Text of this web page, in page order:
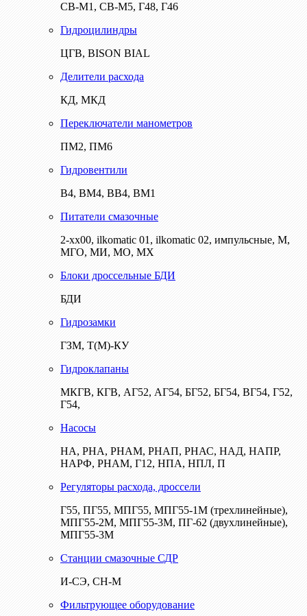
СВ-М1, СВ-М5, Г48, Г46
Гидроцилиндры
ЦГВ, BISON BIAL
Делители расхода
КД, МКД
Переключатели манометров
ПМ2, ПМ6
Гидровентили
В4, ВМ4, ВВ4, ВМ1
Питатели смазочные
2-хх00, ilkomatic 01, ilkomatic 02, импульсные, М,
МГО, МИ, МО, МХ
Блоки дроссельные БДИ
БДИ
Гидрозамки
ГЗМ, Т(М)-КУ
Гидроклапаны
МКГВ, КГВ, АГ52, АГ54, БГ52, БГ54, ВГ54, Г52,
Г54,
Насосы
НА, РНА, РНАМ, РНАП, РНАС, НАД, НАПР,
НАРФ, РНАМ, Г12, НПА, НПЛ, П
Регуляторы расхода, дроссели
Г55, ПГ55, МПГ55, МПГ55-1М (трехлинейные),
МПГ55-2М, МПГ55-3М, ПГ-62 (двухлинейные),
МПГ55-3М
Станции смазочные СДР
И-СЭ, СН-М
Фильтрующее оборудование